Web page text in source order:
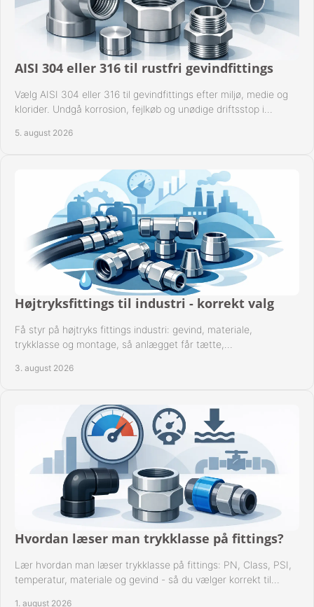
AISI 304 eller 316 til rustfri gevindfittings
Vælg AISI 304 eller 316 til gevindfittings efter miljø, medie og
klorider. Undgå korrosion, fejlkøb og unødige driftsstop i
5. august 2026
Højtryksfittings til industri - korrekt valg
Få styr på højtryks fittings industri: gevind, materiale,
trykklasse og montage, så anlægget får tætte,
3. august 2026
Hvordan læser man trykklasse på fittings?
Lær hvordan man læser trykklasse på fittings: PN, Class, PSI,
temperatur, materiale og gevind - så du vælger korrekt til
1. august 2026